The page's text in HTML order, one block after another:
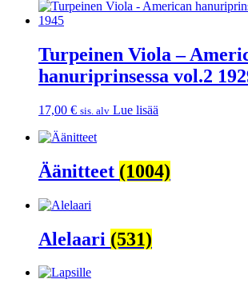
Turpeinen Viola –
hanuriprinsessa vol.2
17,00 € sis. alv Lue lisää
Äänitteet (1004)
Alelaari (531)